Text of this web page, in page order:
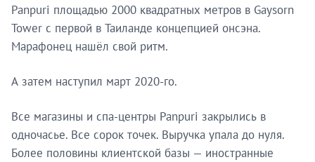
Panpuri площадью 2000 квадратных метров в Gaysorn
Tower с первой в Таиланде концепцией онсэна.
Марафонец нашёл свой ритм.
А затем наступил март 2020-го.
Все магазины и спа-центры Panpuri закрылись в
одночасье. Все сорок точек. Выручка упала до нуля.
Более половины клиентской базы — иностранные